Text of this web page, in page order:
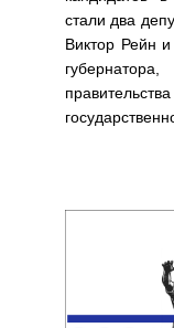
стали два
Виктор Рейн
губернатора,